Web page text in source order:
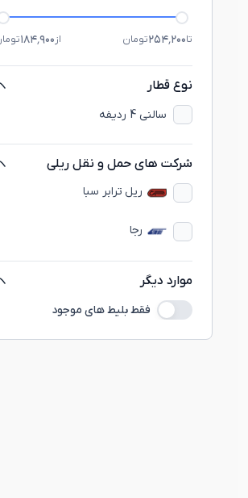
تا۲۵۴٬۲۰۰تومان از۱۸۴٬۹۰۰
نوع قطار
سالنی 4 ردیفه
شرکت های حمل و نقل ریلی
ريل ترابر سبا
رجا
موارد دیگر
فقط بلیط های موجود